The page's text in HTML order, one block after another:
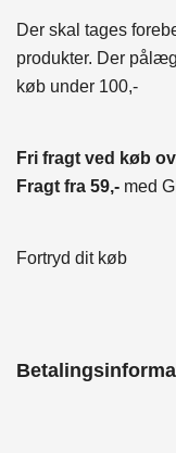
Der skal tages
produkter. Der
køb under 100,-
Fri fragt ved køb
Fragt fra 59,- med
Fortryd dit køb